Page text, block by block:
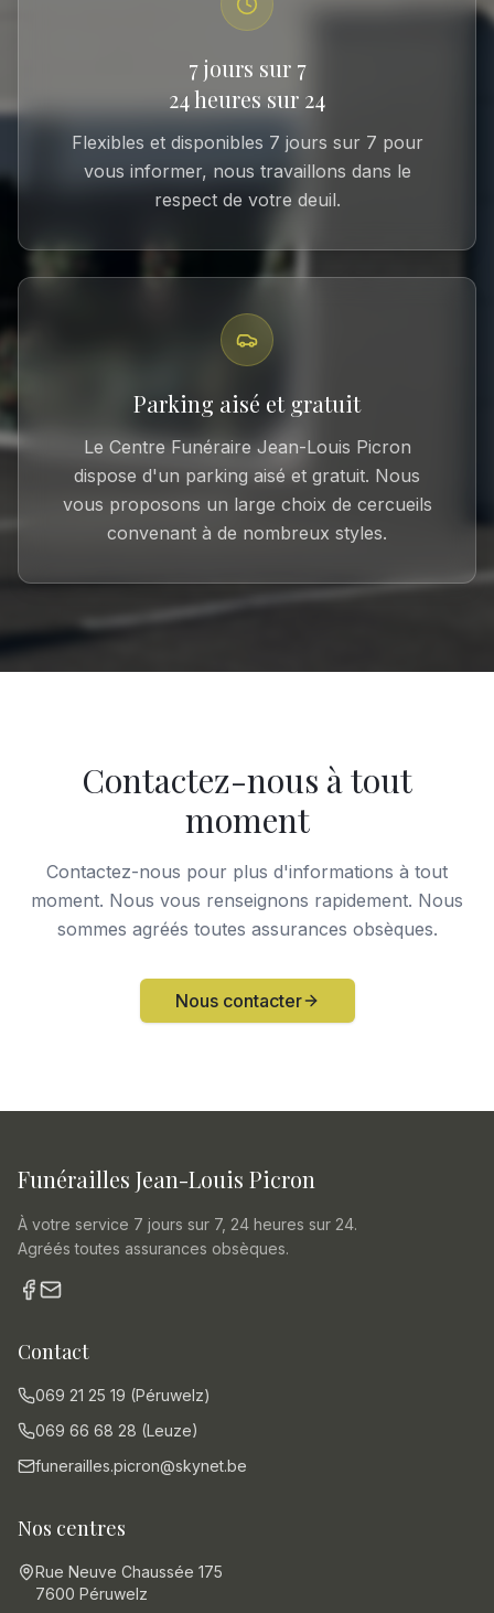
7 jours sur 7
24 heures sur 24
Flexibles et disponibles 7 jours sur 7 pour
vous informer, nous travaillons dans le
respect de votre deuil.
Parking aisé et gratuit
Le Centre Funéraire Jean-Louis Picron
dispose d'un parking aisé et gratuit. Nous
vous proposons un large choix de cercueils
convenant à de nombreux styles.
Contactez-nous à tout
moment
Contactez-nous pour plus d'informations à tout
moment. Nous vous renseignons rapidement. Nous
sommes agréés toutes assurances obsèques.
Nous contacter
Funérailles Jean-Louis Picron
À votre service 7 jours sur 7, 24 heures sur 24.
Agréés toutes assurances obsèques.
Contact
069 21 25 19 (Péruwelz)
069 66 68 28 (Leuze)
funerailles.picron@skynet.be
Nos centres
Rue Neuve Chaussée 175
7600 Péruwelz